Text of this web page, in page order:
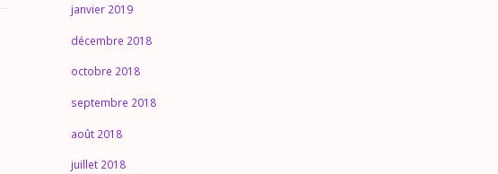
janvier 2019
décembre 2018
octobre 2018
septembre 2018
août 2018
juillet 2018